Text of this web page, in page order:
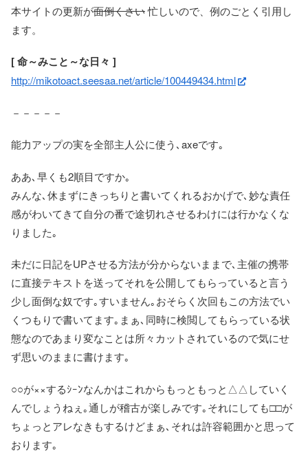
本サイトの更新が面倒くさい忙しいので、例のごとく引用し
ます。
[ 命～みこと～な日々 ]
http://mikotoact.seesaa.net/article/100449434.html
－－－－－
能力アップの実を全部主人公に使う､axeです｡
ああ､早くも2順目ですか｡
みんな､休まずにきっちりと書いてくれるおかげで､妙な責任
感がわいてきて自分の番で途切れさせるわけには行かなくな
りました｡
未だに日記をUPさせる方法が分からないままで､主催の携帯
に直接テキストを送ってそれを公開してもらっていると言う
少し面倒な奴です｡すいません｡おそらく次回もこの方法でい
くつもりで書いてます｡まぁ､同時に検閲してもらっている状
態なのであまり変なことは所々カットされているので気にせ
ず思いのままに書けます｡
○○が××するｼｰﾝなんかはこれからもっともっと△△していく
んでしょうねぇ｡通しが稽古が楽しみです｡それにしても□□が
ちょっとアレなきもするけどまぁ､それは許容範囲かと思って
おります｡